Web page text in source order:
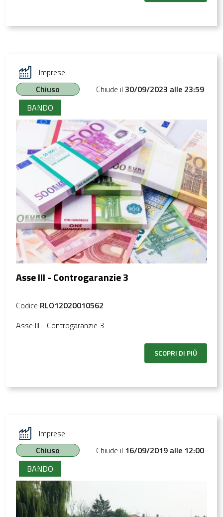
Imprese
Chiuso
Chiude il 30/09/2023 alle 23:59
BANDO
Asse III - Controgaranzie 3
Codice RLO12020010562
Asse III - Controgaranzie 3
SCOPRI DI PIÙ
Imprese
Chiuso
Chiude il 16/09/2019 alle 12:00
BANDO